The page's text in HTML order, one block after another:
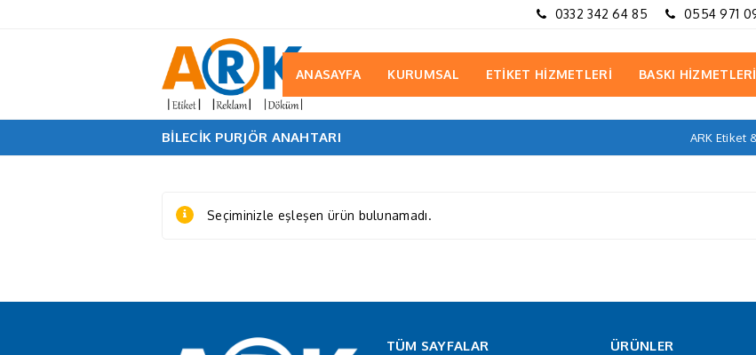
0332 342 64 85 0554 971
ANASAYFA KURUMSAL ETİKET HİZMETLERİ BASKI HİZMETLERİ
BILECIK PURJÖR ANAHTARI ARK Etiket
Seçiminizle eşleşen ürün bulunamadı.
TÜM SAYFALAR ÜRÜNLER